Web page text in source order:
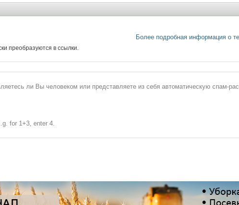
Более подробная информация о
преобразуются в ссылки.
ли Вы человеком или представляете из себя автоматическую спам-
for 1+3, enter 4.